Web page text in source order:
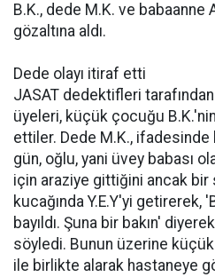
B.K., dede M.K. ve babaanne
gözaltına aldı.
Dede olayı itiraf etti
JASAT dedektifleri
üyeleri, küçük çocuğu
ettiler. Dede M.K.,
gün, oğlu, yani üvey babası
için araziye gittiğini ancak bir
kucağında Y.E.Y'yi getirerek,
bayıldı. Şuna bir bakın'
söyledi. Bunun üzerine
ile birlikte alarak hastaneye